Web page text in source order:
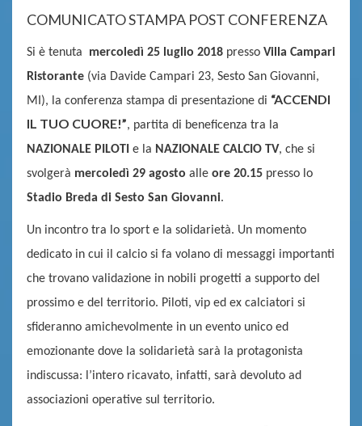
COMUNICATO STAMPA POST CONFERENZA
Si è tenuta mercoledì 25 luglio 2018 presso Villa Campari
Ristorante (via Davide Campari 23, Sesto San Giovanni,
MI), la conferenza stampa di presentazione di “ACCENDI
IL TUO CUORE!”, partita di beneficenza tra la
NAZIONALE PILOTI e la NAZIONALE CALCIO TV, che si
svolgerà mercoledì 29 agosto alle ore 20.15 presso lo
Stadio Breda di Sesto San Giovanni.
Un incontro tra lo sport e la solidarietà. Un momento
dedicato in cui il calcio si fa volano di messaggi importanti
che trovano validazione in nobili progetti a supporto del
prossimo e del territorio. Piloti, vip ed ex calciatori si
sfideranno amichevolmente in un evento unico ed
emozionante dove la solidarietà sarà la protagonista
indiscussa: l’intero ricavato, infatti, sarà devoluto ad
associazioni operative sul territorio.